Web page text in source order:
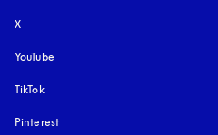
X
YouTube
TikTok
Pinterest